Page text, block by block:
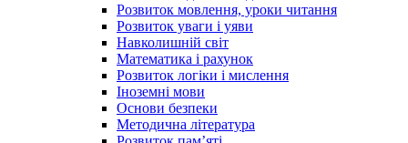
Розвиток мовлення, уроки читання
Розвиток уваги і уяви
Навколишній світ
Математика і рахунок
Розвиток логіки і мислення
Іноземні мови
Основи безпеки
Методична література